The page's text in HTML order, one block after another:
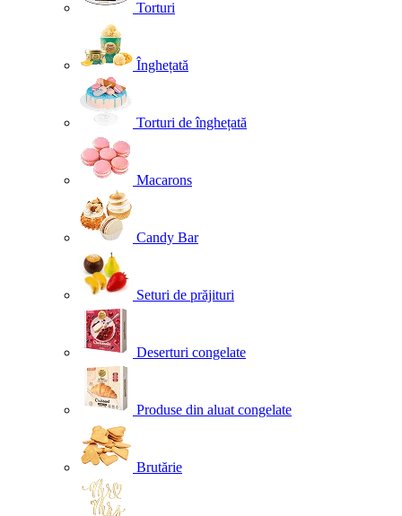
Torturi
Înghețată
Torturi de înghețată
Macarons
Candy Bar
Seturi de prăjituri
Deserturi congelate
Produse din aluat congelate
Brutărie